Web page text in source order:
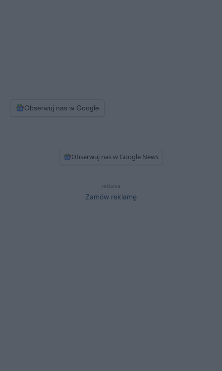
Obserwuj nas w Google
Obserwuj nas w Google News
reklama
Zamów reklamę